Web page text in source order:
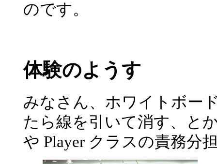
のです。
体験のようす
みなさん、ホワイトボー
たら線を引いて消す、と
や Player クラスの責務分